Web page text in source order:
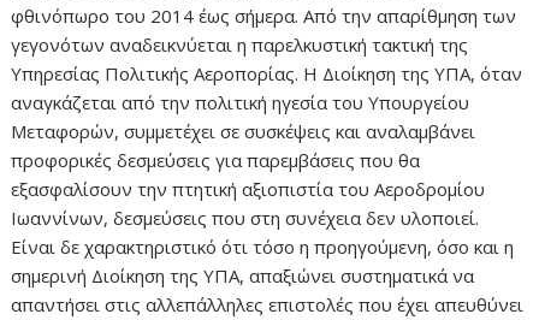
φθινόπωρο του 2014 έως σήμερα. Από την απαρίθμηση των
γεγονότων αναδεικνύεται η παρελκυστική τακτική της
Υπηρεσίας Πολιτικής Αεροπορίας. Η Διοίκηση της ΥΠΑ, όταν
αναγκάζεται από την πολιτική ηγεσία του Υπουργείου
Μεταφορών, συμμετέχει σε συσκέψεις και αναλαμβάνει
προφορικές δεσμεύσεις για παρεμβάσεις που θα
εξασφαλίσουν την πτητική αξιοπιστία του Αεροδρομίου
Ιωαννίνων, δεσμεύσεις που στη συνέχεια δεν υλοποιεί.
Είναι δε χαρακτηριστικό ότι τόσο η προηγούμενη, όσο και η
σημερινή Διοίκηση της ΥΠΑ, απαξιώνει συστηματικά να
απαντήσει στις αλλεπάλληλες επιστολές που έχει απευθύνει